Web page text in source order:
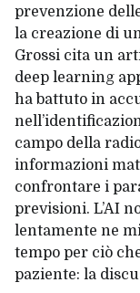
prevenzione
la creazione di
Grossi cita un
deep learning
ha battuto in
campo della
informazioni
confrontare i
previsioni. L’AI
lentamente ne
tempo per ciò
paziente: la